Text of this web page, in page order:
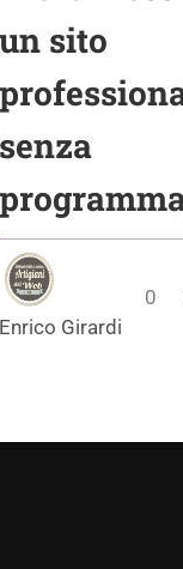
un sito
senza
Enrico Girardi
0